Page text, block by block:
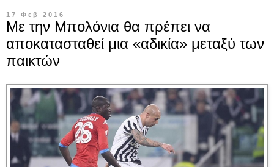
17 Φεβ 2016
Με την Μπολόνια θα πρέπει να
αποκατασταθεί μια «αδικία» μεταξύ των
παικτών